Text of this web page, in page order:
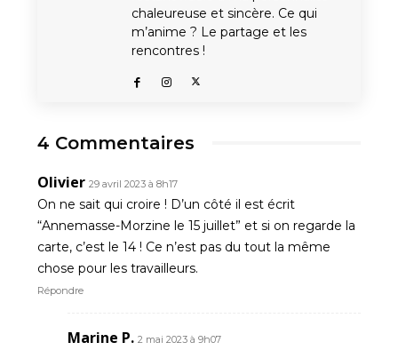
chaleureuse et sincère. Ce qui
m’anime ? Le partage et les
rencontres !
4 Commentaires
Olivier 29 avril 2023 à 8h17
On ne sait qui croire ! D’un côté il est écrit
“Annemasse-Morzine le 15 juillet” et si on regarde la
carte, c’est le 14 ! Ce n’est pas du tout la même
chose pour les travailleurs.
Répondre
Marine P. 2 mai 2023 à 9h07